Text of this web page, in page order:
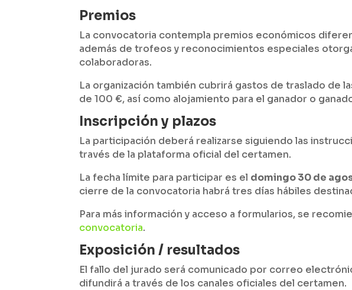
Premios
La convocatoria contempla premios económicos
además de trofeos y reconocimientos especiales
colaboradoras.
La organización también cubrirá gastos de traslado de
de 100 €, así como alojamiento para el ganador o
Inscripción y plazos
La participación deberá realizarse siguiendo las
través de la plataforma oficial del certamen.
La fecha límite para participar es el domingo 30 de
cierre de la convocatoria habrá tres días hábiles
Para más información y acceso a formularios, se
convocatoria.
Exposición / resultados
El fallo del jurado será comunicado por correo
difundirá a través de los canales oficiales del certamen.